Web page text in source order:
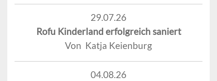
29.07.26
Rofu Kinderland erfolgreich saniert
Von Katja Keienburg
04.08.26